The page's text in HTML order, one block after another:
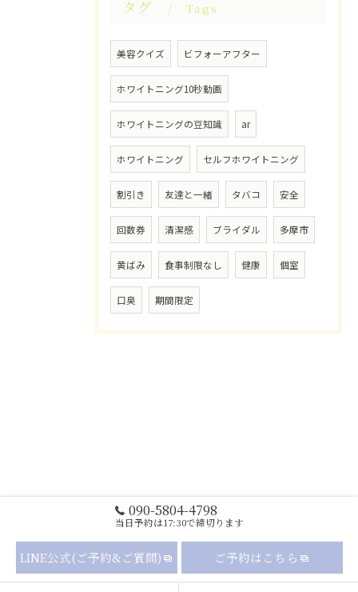
タグ Tags
美容クイズ ビフォーアフター
ホワイトニング10秒動画
ホワイトニングの豆知識 ar
ホワイトニング セルフホワイトニング
割引き 友達と一緒 タバコ 安全
回数券 清潔感 ブライダル 多摩市
黄ばみ 食事制限なし 健康 個室
口臭 期間限定
090-5804-4798
当日予約は17:30で締切ります
LINE公式(ご予約&ご質問) ご予約はこちら